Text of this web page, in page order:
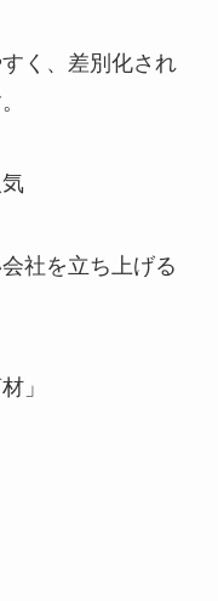
く、差別化され
社を立ち上げる
」